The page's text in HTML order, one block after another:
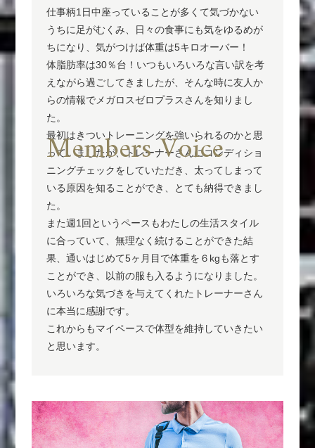
Members Voice
仕事柄1日中座っていることが多くて気づかない
うちに足がむくみ、日々の食事にも気をゆるめが
ちになり、気がつけば体重は5キロオーバー！
体脂肪率は30％台！いつもいろいろな言い訳を考
えながら過ごしてきましたが、そんな時に友人か
らの情報でメガロスゼロプラスさんを知りまし
た。
最初はきついトレーニングを強いられるのかと思
っていましたが、トレーナーさんにコンディショ
ニングチェックをしていただき、太ってしまって
いる原因を知ることができ、とても納得できまし
た。
また週1回というペースもわたしの生活スタイル
に合っていて、無理なく続けることができた結
果、通いはじめて5ヶ月目で体重を６kgも落とす
ことができ、以前の服も入るようになりました。
いろいろな気づきを与えてくれたトレーナーさん
に本当に感謝です。
これからもマイペースで体型を維持していきたい
と思います。